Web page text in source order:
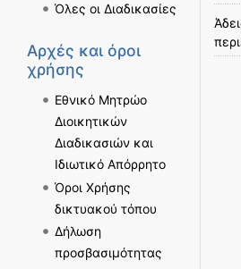
Όλες οι Διαδικασίες
Αρχές και όροι
χρήσης
Εθνικό Μητρώο
Διοικητικών
Διαδικασιών και
Ιδιωτικό Απόρρητο
Όροι Χρήσης
δικτυακού τόπου
Δήλωση
προσβασιμότητας